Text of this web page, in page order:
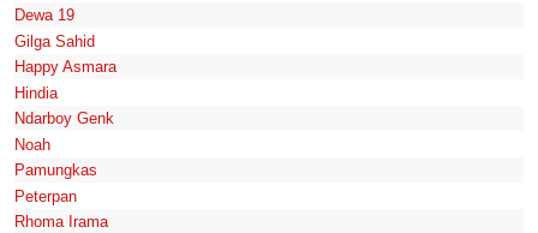
Dewa 19
Gilga Sahid
Happy Asmara
Hindia
Ndarboy Genk
Noah
Pamungkas
Peterpan
Rhoma Irama